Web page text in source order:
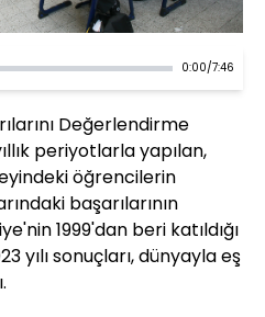
0:00/7:46
Değerlendirme
periyotlarla yapılan,
öğrencilerin
başarılarının
1999'dan beri katıldığı
yılı sonuçları, dünyayla eş